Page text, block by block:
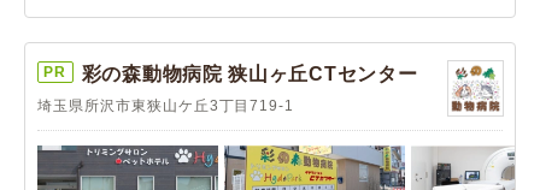
PR 彩の森動物病院 狭山ヶ丘CTセンター
埼玉県所沢市東狭山ケ丘3丁目719-1